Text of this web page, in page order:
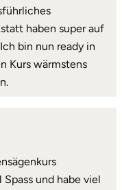
haben super auf
bin nun ready in
Kurs wärmstens
und habe viel